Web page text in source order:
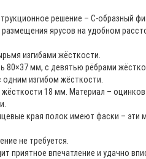
решение – С-образный
ярусов на удобном
изгибами жёсткости.
80×37 мм, с девятью рёбрами
изгибом жёсткости.
18 мм. Материал –
края полок имеют фаски – эти
не требуется.
приятное впечатление и удачно